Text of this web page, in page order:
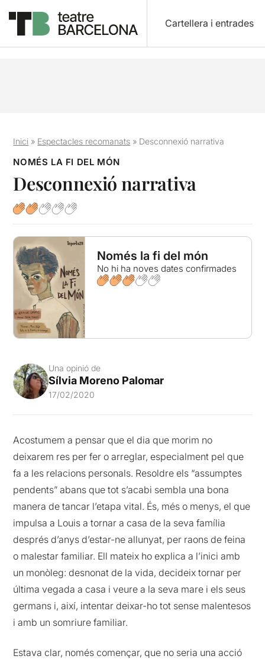
Cartellera i entrades
Inici » Espectacles recomanats » Desconnexió narrativa
NOMÉS LA FI DEL MÓN
Desconnexió narrativa
Només la fi del món
No hi ha noves dates confirmades
Una opinió de
Sílvia Moreno Palomar
17/02/2020
Acostumem a pensar que el dia que morim no
deixarem res per fer o arreglar, especialment pel que
fa a les relacions personals. Resoldre els “assumptes
pendents” abans que tot s’acabi sembla una bona
manera de tancar l’etapa vital. És, més o menys, el que
impulsa a Louis a tornar a casa de la seva família
després d’anys d’estar-ne allunyat, per raons de feina
o malestar familiar. Ell mateix ho explica a l’inici amb
un monòleg: desnonat de la vida, decideix tornar per
última vegada a casa i veure a la seva mare i els seus
germans i, així, intentar deixar-ho tot sense malentesos
i amb un somriure familiar.
Estava clar, només començar, que no seria una acció